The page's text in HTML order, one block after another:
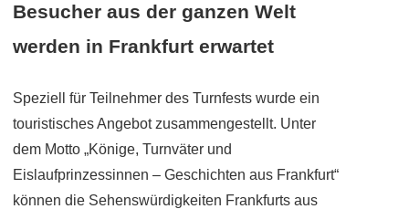
Besucher aus der ganzen Welt
werden in Frankfurt erwartet
Speziell für Teilnehmer des Turnfests wurde ein
touristisches Angebot zusammengestellt. Unter
dem Motto „Könige, Turnväter und
Eislaufprinzessinnen – Geschichten aus Frankfurt“
können die Sehenswürdigkeiten Frankfurts aus